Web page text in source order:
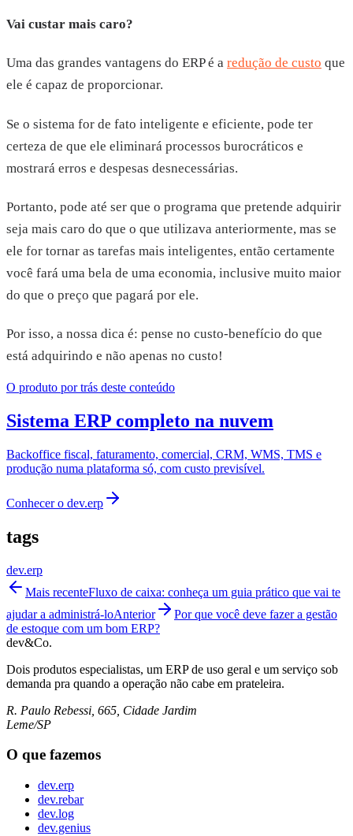
Vai custar mais caro?
Uma das grandes vantagens do ERP é a redução de custo que
ele é capaz de proporcionar.
Se o sistema for de fato inteligente e eficiente, pode ter
certeza de que ele eliminará processos burocráticos e
mostrará erros e despesas desnecessárias.
Portanto, pode até ser que o programa que pretende adquirir
seja mais caro do que o que utilizava anteriormente, mas se
ele for tornar as tarefas mais inteligentes, então certamente
você fará uma bela de uma economia, inclusive muito maior
do que o preço que pagará por ele.
Por isso, a nossa dica é: pense no custo-benefício do que
está adquirindo e não apenas no custo!
O produto por trás deste conteúdo
Sistema ERP completo na nuvem
Backoffice fiscal, faturamento, comercial, CRM, WMS, TMS e
produção numa plataforma só, com custo previsível.
Conhecer o dev.erp
tags
dev.erp
Mais recenteFluxo de caixa: conheça um guia prático que vai te
ajudar a administrá-loAnterior
Por que você deve fazer a gestão
de estoque com um bom ERP?
dev&Co.
Dois produtos especialistas, um ERP de uso geral e um serviço sob
demanda pra quando a operação não cabe em prateleira.
R. Paulo Rebessi, 665, Cidade Jardim
Leme/SP
O que fazemos
dev.erp
dev.rebar
dev.log
dev.genius